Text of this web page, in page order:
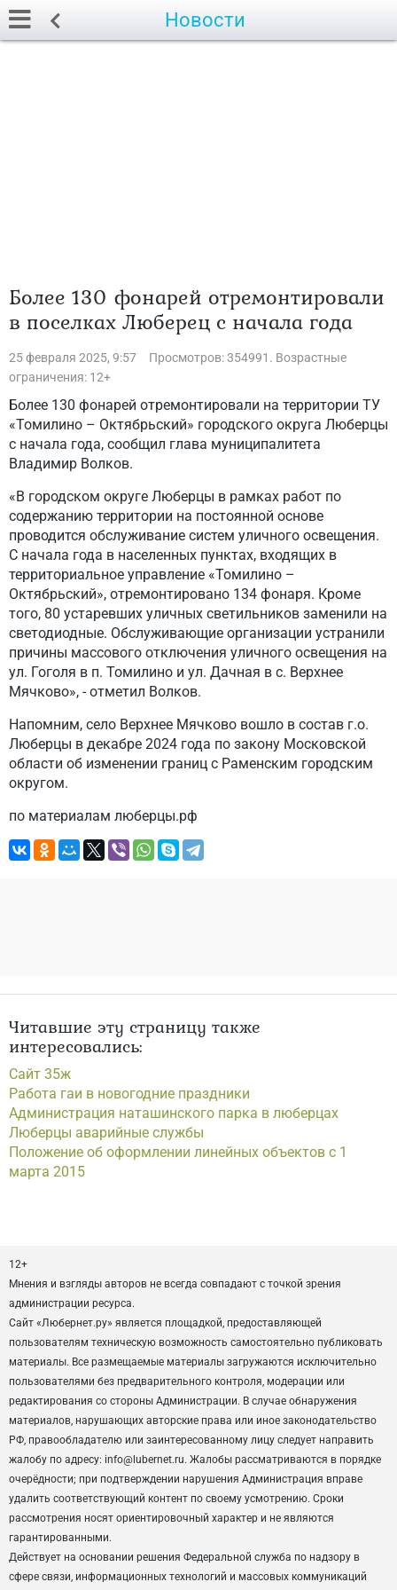
Новости
Более 130 фонарей отремонтировали
в поселках Люберец с начала года
25 февраля 2025, 9:57
Просмотров: 354991. Возрастные
ограничения: 12+
Более 130 фонарей отремонтировали на территории ТУ
«Томилино – Октябрьский» городского округа Люберцы
с начала года, сообщил глава муниципалитета
Владимир Волков.
«В городском округе Люберцы в рамках работ по
содержанию территории на постоянной основе
проводится обслуживание систем уличного освещения.
С начала года в населенных пунктах, входящих в
территориальное управление «Томилино –
Октябрьский», отремонтировано 134 фонаря. Кроме
того, 80 устаревших уличных светильников заменили на
светодиодные. Обслуживающие организации устранили
причины массового отключения уличного освещения на
ул. Гоголя в п. Томилино и ул. Дачная в с. Верхнее
Мячково», - отметил Волков.
Напомним, село Верхнее Мячково вошло в состав г.о.
Люберцы в декабре 2024 года по закону Московской
области об изменении границ с Раменским городским
округом.
по материалам люберцы.рф
Читавшие эту страницу также
интересовались:
Сайт 35ж
Работа гаи в новогодние праздники
Администрация наташинского парка в люберцах
Люберцы аварийные службы
Положение об оформлении линейных объектов с 1
марта 2015
12+
Мнения и взгляды авторов не всегда совпадают с точкой зрения
администрации ресурса.
Сайт «Любернет.ру» является площадкой, предоставляющей
пользователям техническую возможность самостоятельно публиковать
материалы. Все размещаемые материалы загружаются исключительно
пользователями без предварительного контроля, модерации или
редактирования со стороны Администрации. В случае обнаружения
материалов, нарушающих авторские права или иное законодательство
РФ, правообладателю или заинтересованному лицу следует направить
жалобу по адресу: info@lubernet.ru. Жалобы рассматриваются в порядке
очерёдности; при подтверждении нарушения Администрация вправе
удалить соответствующий контент по своему усмотрению. Сроки
рассмотрения носят ориентировочный характер и не являются
гарантированными.
Действует на основании решения Федеральной служба по надзору в
сфере связи, информационных технологий и массовых коммуникаций